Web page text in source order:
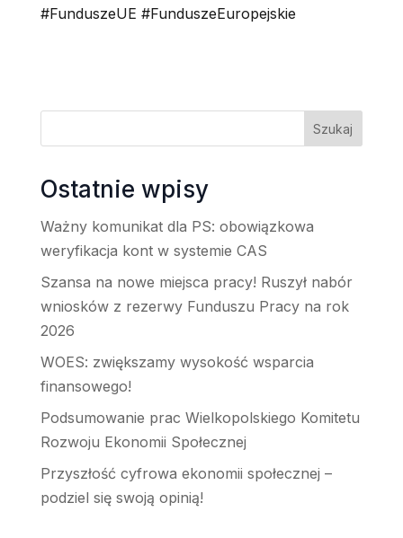
#FunduszeUE #FunduszeEuropejskie
Szukaj
Ostatnie wpisy
Ważny komunikat dla PS: obowiązkowa
weryfikacja kont w systemie CAS
Szansa na nowe miejsca pracy! Ruszył nabór
wniosków z rezerwy Funduszu Pracy na rok
2026
WOES: zwiększamy wysokość wsparcia
finansowego!
Podsumowanie prac Wielkopolskiego Komitetu
Rozwoju Ekonomii Społecznej
Przyszłość cyfrowa ekonomii społecznej –
podziel się swoją opinią!